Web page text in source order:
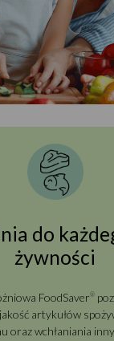
do
żywności
FoodSaver®
artykułów
oraz wchłaniania